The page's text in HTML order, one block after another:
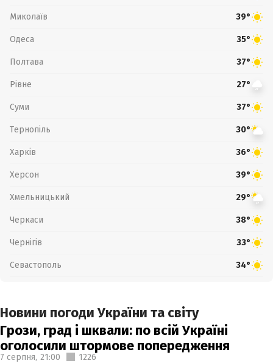
Миколаїв 39°
Одеса 35°
Полтава 37°
Рівне 27°
Суми 37°
Тернопіль 30°
Харків 36°
Херсон 39°
Хмельницький 29°
Черкаси 38°
Чернігів 33°
Севастополь 34°
Новини погоди України та світу
Грози, град і шквали: по всій Україні
оголосили штормове попередження
7 серпня, 21:00 1226